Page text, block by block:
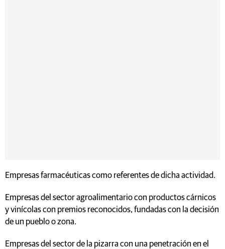
Empresas farmacéuticas como referentes de dicha actividad.
Empresas del sector agroalimentario con productos cárnicos
y vinícolas con premios reconocidos, fundadas con la decisión
de un pueblo o zona.
Empresas del sector de la pizarra con una penetración en el